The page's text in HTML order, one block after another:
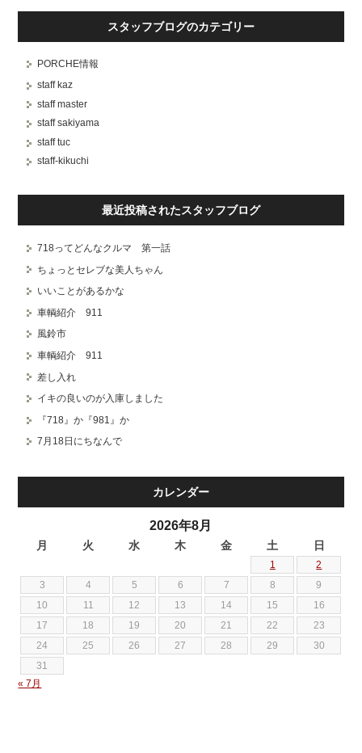
スタッフブログのカテゴリー
PORCHE情報
staff kaz
staff master
staff sakiyama
staff tuc
staff-kikuchi
最近投稿されたスタッフブログ
718ってどんなクルマ 第一話
ちょっとセレブな美人ちゃん
いいことがあるかな
車輌紹介 911
風鈴市
車輌紹介 911
差し入れ
イキの良いのが入庫しました
『718』か『981』か
7月18日にちなんで
カレンダー
2026年8月
月 火 水 木 金 土 日
1
2
3
4 5 6 7 8
9
10
11 12 13 14 15
16
17
18 19 20 21 22
23
24
25 26 27 28 29
30
31
« 7月